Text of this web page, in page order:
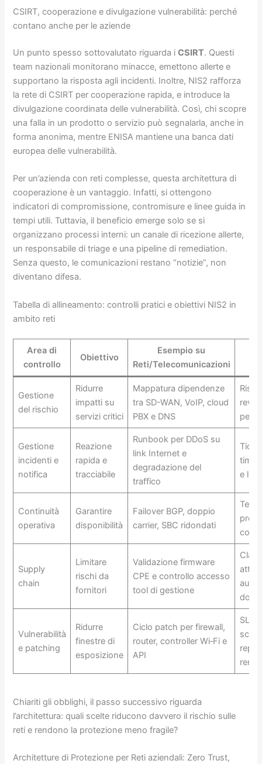
CSIRT, cooperazione e divulgazione vulnerabilità: perché
contano anche per le aziende
Un punto spesso sottovalutato riguarda iCSIRT. Questi
team nazionali monitorano minacce, emettono allerte e
supportano la risposta agli incidenti. Inoltre, NIS2 rafforza
la rete di CSIRT per cooperazione rapida, e introduce la
divulgazione coordinata delle vulnerabilità. Così, chi scopre
una falla in un prodotto o servizio può segnalarla, anche in
forma anonima, mentre ENISA mantiene una banca dati
europea delle vulnerabilità.
Per un’azienda con reti complesse, questa architettura di
cooperazione è un vantaggio. Infatti, si ottengono
indicatori di compromissione, contromisure e linee guida in
tempi utili. Tuttavia, il beneficio emerge solo se si
organizzano processi interni: un canale di ricezione allerte,
un responsabile di triage e una pipeline di remediation.
Senza questo, le comunicazioni restano “notizie”, non
diventano difesa.
Tabella di allineamento: controlli pratici e obiettivi NIS2 in
ambito reti
Area di
controllo
Obiettivo
Esempio su
Reti/Telecomunicazioni
Gestione
del rischio
Ridurre
impatti su
servizi critici
Mappatura dipendenze
tra SD-WAN, VoIP, cloud
PBX e DNS
Risk
Gestione
incidenti e
notifica
Reazione
rapida e
tracciabile
Runbook per DDoS su
link Internet e
degradazione del
traffico
e log
Continuità
operativa
Garantire
disponibilità
Failover BGP, doppio
carrier, SBC ridondati
Test
Supply
chain
Limitare
rischi da
fornitori
Validazione firmware
CPE e controllo accesso
tool di gestione
audit
dove
Vulnerabilità
e patching
Ridurre
finestre di
esposizione
Ciclo patch per firewall,
router, controller Wi‑Fi e
API
SLA
Chiariti gli obblighi, il passo successivo riguarda
l’architettura: quali scelte riducono davvero il rischio sulle
reti e rendono la protezione meno fragile?
Architetture di Protezione per Reti aziendali: Zero Trust,